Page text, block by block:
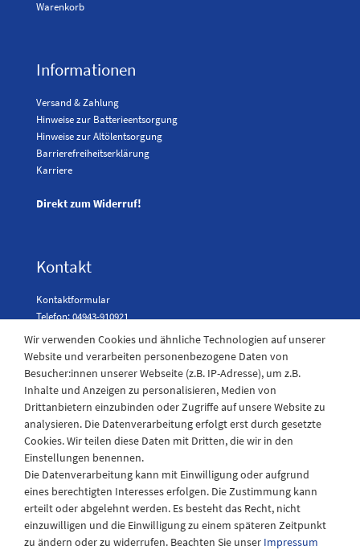
Warenkorb
Informationen
Versand & Zahlung
Hinweise zur Batterieentsorgung
Hinweise zur Altölentsorgung
Barrierefreiheitserklärung
Karriere
Direkt zum Widerruf!
Kontakt
Kontaktformular
Telefon: 04943-910921
Laden Öffnungszeiten
Montag - Freitag
08:30 - 12:30 und 13.00 - 17.30 Uhr
Samstags
08:30 bis 12:30 Uhr
Wir verwenden Cookies und ähnliche Technologien auf unserer
Website und verarbeiten personenbezogene Daten von
Besucher:innen unserer Webseite (z.B. IP-Adresse), um z.B.
Inhalte und Anzeigen zu personalisieren, Medien von
Drittanbietern einzubinden oder Zugriffe auf unsere Website zu
analysieren. Die Datenverarbeitung erfolgt erst durch gesetzte
Cookies. Wir teilen diese Daten mit Dritten, die wir in den
Einstellungen benennen.
Die Datenverarbeitung kann mit Einwilligung oder aufgrund
eines berechtigten Interesses erfolgen. Die Zustimmung kann
erteilt oder abgelehnt werden. Es besteht das Recht, nicht
einzuwilligen und die Einwilligung zu einem späteren Zeitpunkt
zu ändern oder zu widerrufen. Beachten Sie unser Impressum